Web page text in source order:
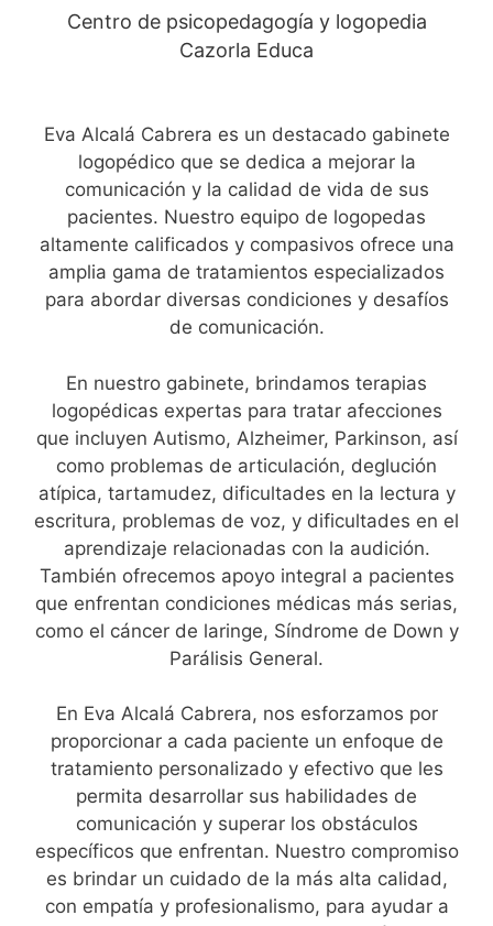
Centro de psicopedagogía y logopedia
Cazorla Educa
Eva Alcalá Cabrera es un destacado gabinete
logopédico que se dedica a mejorar la
comunicación y la calidad de vida de sus
pacientes. Nuestro equipo de logopedas
altamente calificados y compasivos ofrece una
amplia gama de tratamientos especializados
para abordar diversas condiciones y desafíos
de comunicación.
En nuestro gabinete, brindamos terapias
logopédicas expertas para tratar afecciones
que incluyen Autismo, Alzheimer, Parkinson, así
como problemas de articulación, deglución
atípica, tartamudez, dificultades en la lectura y
escritura, problemas de voz, y dificultades en el
aprendizaje relacionadas con la audición.
También ofrecemos apoyo integral a pacientes
que enfrentan condiciones médicas más serias,
como el cáncer de laringe, Síndrome de Down y
Parálisis General.
En Eva Alcalá Cabrera, nos esforzamos por
proporcionar a cada paciente un enfoque de
tratamiento personalizado y efectivo que les
permita desarrollar sus habilidades de
comunicación y superar los obstáculos
específicos que enfrentan. Nuestro compromiso
es brindar un cuidado de la más alta calidad,
con empatía y profesionalismo, para ayudar a